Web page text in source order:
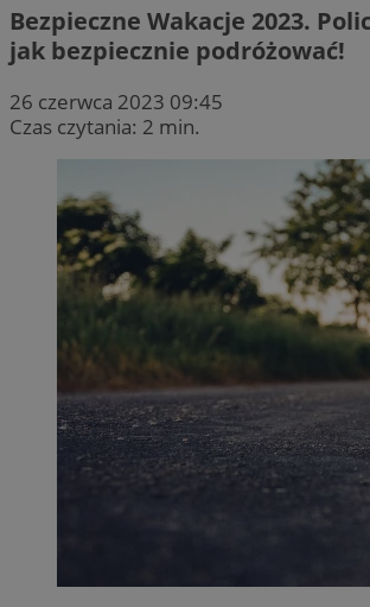
Bezpieczne Wakacje 2023.
jak bezpiecznie podróżować!
26 czerwca 2023 09:45
Czas czytania: 2 min.